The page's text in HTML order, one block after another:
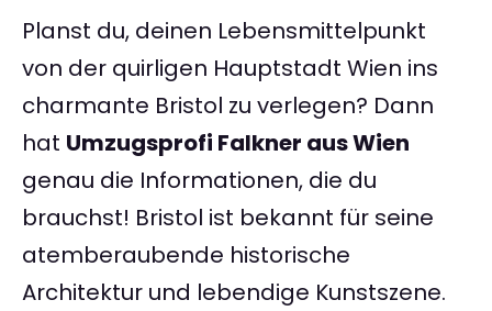
Planst du, deinen Lebensmittelpunkt
von der quirligen Hauptstadt Wien ins
charmante Bristol zu verlegen? Dann
hat Umzugsprofi Falkner aus Wien
genau die Informationen, die du
brauchst! Bristol ist bekannt für seine
atemberaubende historische
Architektur und lebendige Kunstszene.